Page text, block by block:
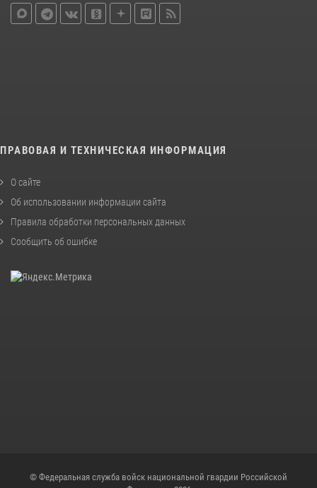
ПРАВОВАЯ И ТЕХНИЧЕСКАЯ ИНФОРМАЦИЯ
О сайте
Об использовании информации сайта
Правила обработки персональных данных
Сообщить об ошибке
© Федеральная служба войск национальной гвардии Российской